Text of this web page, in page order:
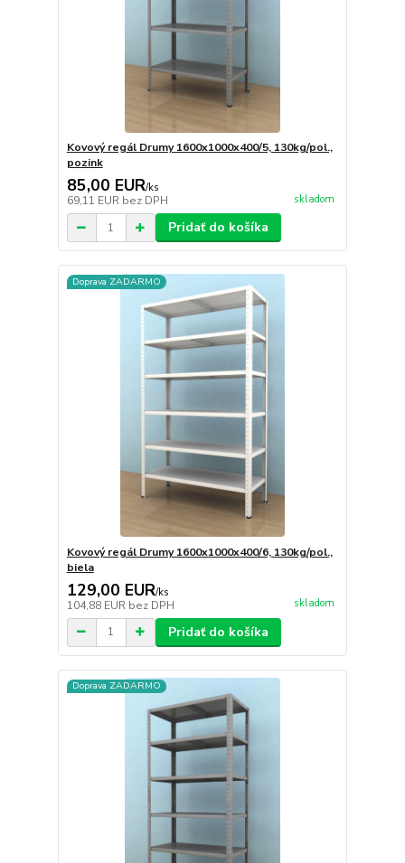
Kovový regál Drumy 1600x1000x400/5, 130kg/pol.,
pozink
85,00 EUR/ks
69,11 EUR bez DPH skladom
Pridať do košíka
Doprava ZADARMO
Kovový regál Drumy 1600x1000x400/6, 130kg/pol.,
biela
129,00 EUR/ks
104,88 EUR bez DPH skladom
Pridať do košíka
Doprava ZADARMO